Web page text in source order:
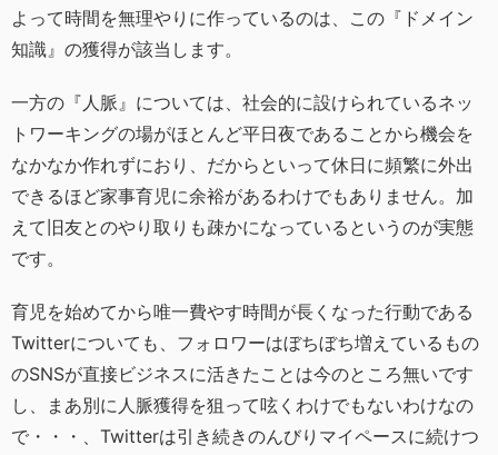
よって時間を無理やりに作っているのは、この『ドメイン
知識』の獲得が該当します。
一方の『人脈』については、社会的に設けられているネッ
トワーキングの場がほとんど平日夜であることから機会を
なかなか作れずにおり、だからといって休日に頻繁に外出
できるほど家事育児に余裕があるわけでもありません。加
えて旧友とのやり取りも疎かになっているというのが実態
です。
育児を始めてから唯一費やす時間が長くなった行動である
Twitterについても、フォロワーはぼちぼち増えているもの
のSNSが直接ビジネスに活きたことは今のところ無いです
し、まあ別に人脈獲得を狙って呟くわけでもないわけなの
で・・・、Twitterは引き続きのんびりマイペースに続けつ